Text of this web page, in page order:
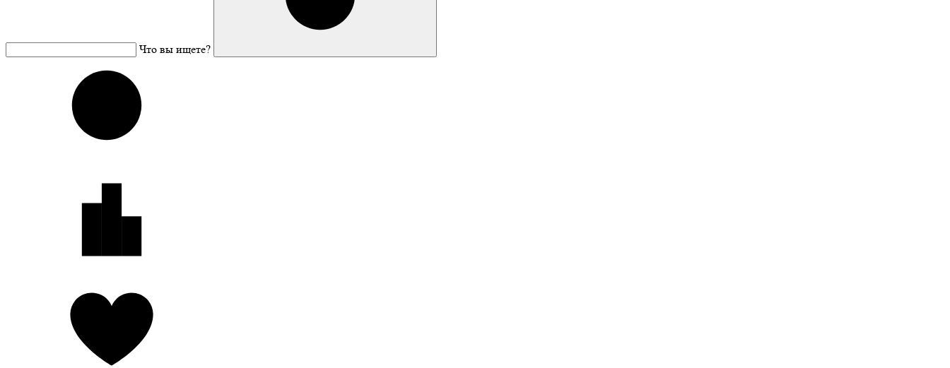
Что вы ищете?